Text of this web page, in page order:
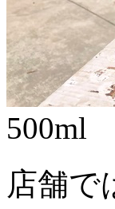
500ml
店舗で